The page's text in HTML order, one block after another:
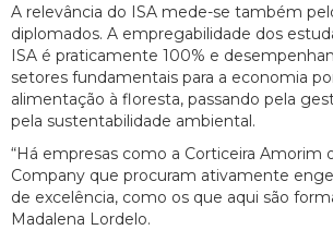
A relevância do ISA mede-se também
diplomados. A empregabilidade dos
ISA é praticamente 100% e
setores fundamentais para a economia
alimentação à floresta, passando pela
pela sustentabilidade ambiental.
“Há empresas como a Corticeira Amorim
Company que procuram ativamente
de excelência, como os que aqui são
Madalena Lordelo.